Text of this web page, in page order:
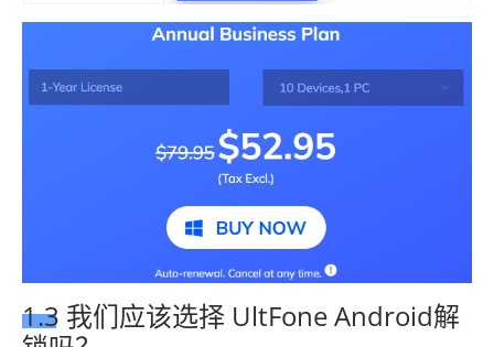
1.3 我们应该选择 UltFone Android解